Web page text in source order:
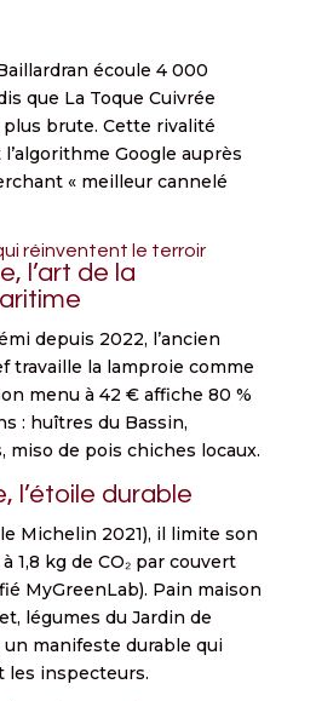
écoule 4 000
que La Toque Cuivrée
brute. Cette rivalité
Google auprès
« meilleur cannelé
réinventent le terroir
l’art de la
depuis 2022, l’ancien
travaille la lamproie comme
menu à 42 € affiche 80 %
: huîtres du Bassin,
miso de pois chiches locaux.
l’étoile durable
Michelin 2021), il limite son
1,8 kg de CO₂ par couvert
MyGreenLab). Pain maison
légumes du Jardin de
manifeste durable qui
les inspecteurs.